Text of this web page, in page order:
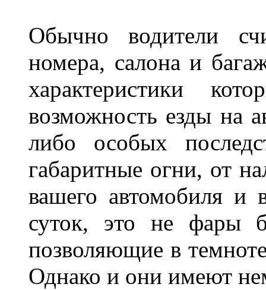
Обычно водители
номера, салона и
характеристики
возможность езды на
либо особых
габаритные огни, от
вашего автомобиля и
суток, это не фары
позволяющие в
Однако и они имеют